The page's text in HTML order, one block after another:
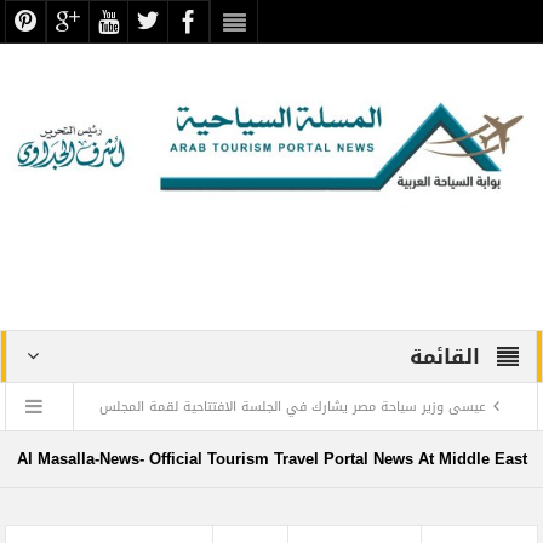
القائمة
عيسى وزير سياحة مصر يشارك في الجلسة الافتتاحية لقمة المجلس
الدولي للسفر والسياحة
Al Masalla-News- Official Tourism Travel Portal News At Middle East